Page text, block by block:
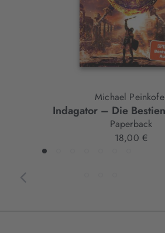
Michael
Indagator – Die
Paperback
18,00 €